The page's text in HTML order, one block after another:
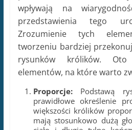
elementów, na które warto
Proporcje:Podstawą
prawidłowe określenie
większości królików
mają stosunkowo dużą
ciało i długie tylne
zachować równowagę
Głowa:Głowa królika
charakterystycznych
zaokrąglona, z wyraźnie
pyskiem. Uszy królika